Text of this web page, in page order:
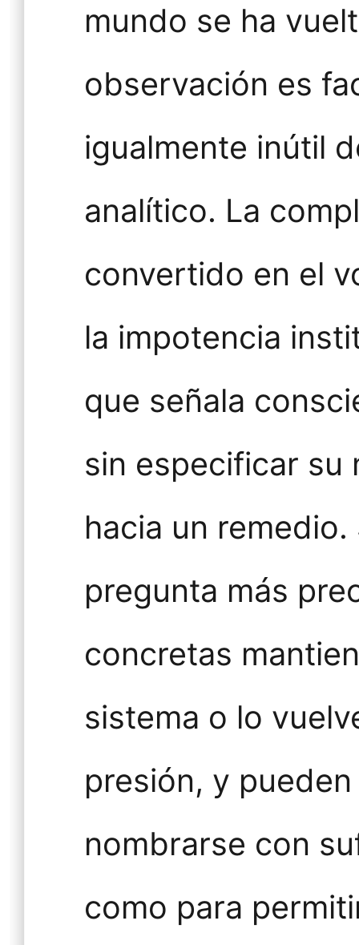
mundo se ha
observación es
igualmente inútil
analítico. La
convertido en el
la impotencia
que señala
sin especificar su
hacia un
pregunta más
concretas
sistema o lo
presión, y
nombrarse con
como para